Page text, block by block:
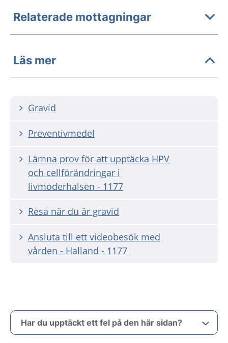
Relaterade mottagningar
Läs mer
Gravid
Preventivmedel
Lämna prov för att upptäcka HPV
och cellförändringar i
livmoderhalsen - 1177
Resa när du är gravid
Ansluta till ett videobesök med
vården - Halland - 1177
Har du upptäckt ett fel på den här sidan?